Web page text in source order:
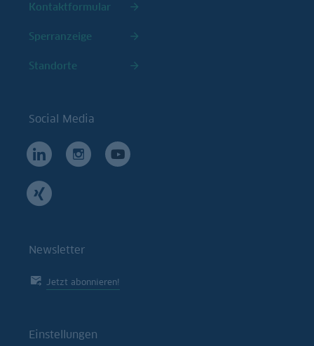
Kontaktformular
Sperranzeige
Standorte
Social Media
Newsletter
Jetzt abonnieren!
Einstellungen